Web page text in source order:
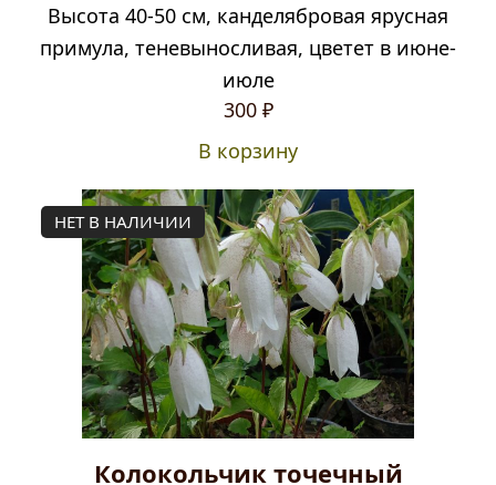
Высота 40-50 см, канделябровая ярусная
примула, теневыносливая, цветет в июне-
июле
Первоначальная
составляла
390 ₽.
300 ₽Текущая
300 ₽.
В корзину
НЕТ В НАЛИЧИИ
Колокольчик точечный